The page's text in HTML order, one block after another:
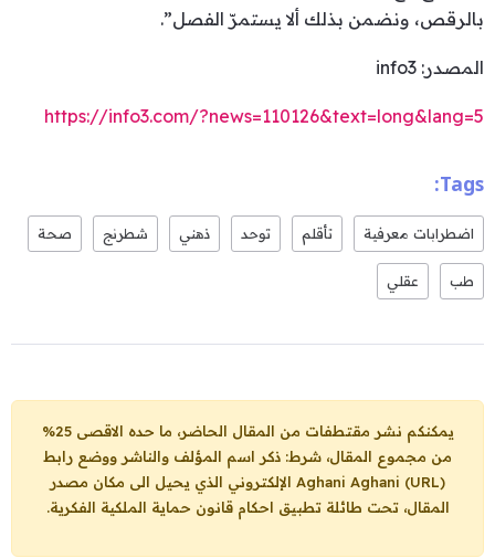
بالرقص، ونضمن بذلك ألا يستمرّ الفصل”.
المصدر: info3
https://info3.com/?news=110126&text=long&lang=5
Tags:
اضطرابات معرفية تأقلم توحد ذهني شطرنج صحة
طب عقلي
يمكنكم نشر مقتطفات من المقال الحاضر، ما حده الاقصى 25%
من مجموع المقال، شرط: ذكر اسم المؤلف والناشر ووضع رابط
Aghani Aghani (URL) الإلكتروني الذي يحيل الى مكان مصدر
المقال، تحت طائلة تطبيق احكام قانون حماية الملكية الفكرية.